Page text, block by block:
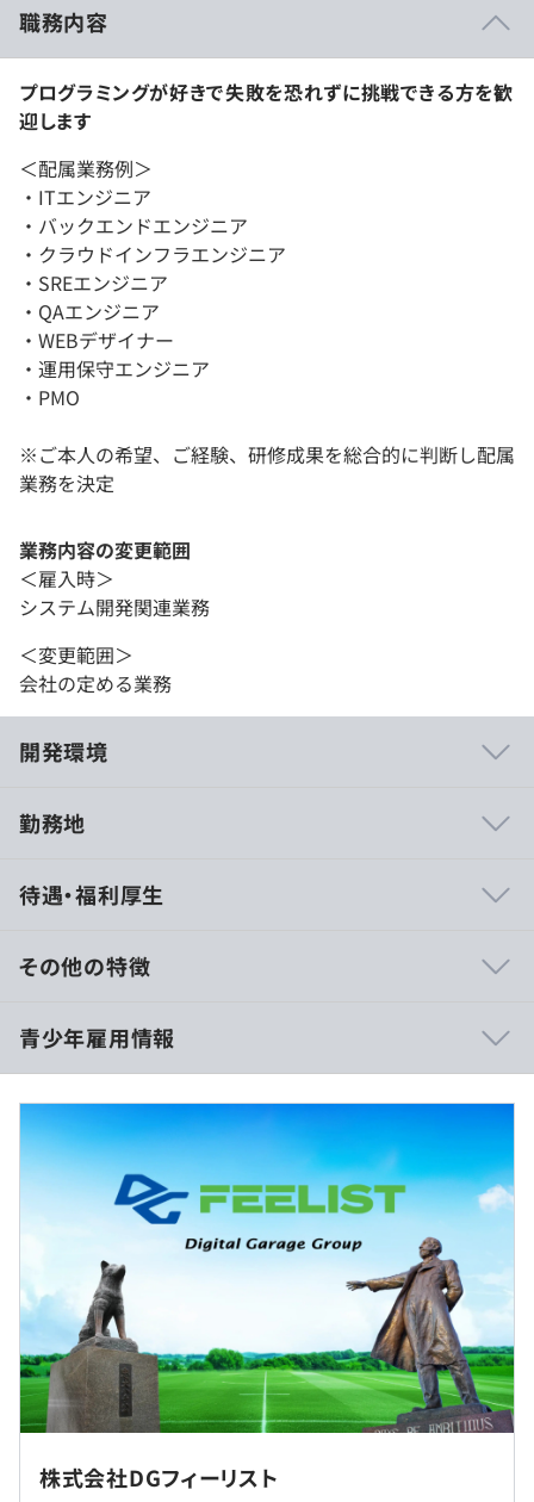
職務内容
プログラミングが好きで失敗を恐れずに挑戦できる方を歓
迎します
＜配属業務例＞
・ITエンジニア
・バックエンドエンジニア
・クラウドインフラエンジニア
・SREエンジニア
・QAエンジニア
・WEBデザイナー
・運用保守エンジニア
・PMO
※ご本人の希望、ご経験、研修成果を総合的に判断し配属
業務を決定
業務内容の変更範囲
＜雇入時＞
システム開発関連業務
＜変更範囲＞
会社の定める業務
開発環境
Windows、Macのどちらかを選択可能
プロジェクトごとに選択
Docker、Ansible、Kubernetes、Amazon ECS、Amazon
Elastic Kubernetes Service、Zabbix、Amazon
CloudWatch
勤務地
・社内もしくはお客様先での勤務となります
・エリア限定勤務あり
待遇・福利厚生
【大学卒】月給296,140円（基本給：166,000円／一律手
当：75,000円／固定残業代：55,140円）
【専門・短大卒】月給288,730円（基本給：160,000円／
一律手当：75,000円／固定残業代：53,730円）
【高専卒】月給291,180円（基本給：162,000円／一律手
当：75,000円／固定残業代：54,180円）
【大学院卒】月給301,040円（基本給：170,000円／一律
手当：75,000円／固定残業代：56,040円）
※一律手当は、地域手当 京都勤務35,000円、ライフプラ
ン手当40,000円。
※固定残業代は、時間外労働の有無にかかわらず30時間
分を支給。30時間超過分は別途支給。
その他の特徴
青少年雇用情報
過去３年間の新卒採用者数・離職者数
前年度 採用者数8人 離職者数0人
2年度前 採用者数8人 離職者数1人
3年度前 採用者数12人 離職者数1人
過去３年間の新卒採用者数の男女別人数
前年度 男性4人 女性4人
2年度前 男性7人 女性1人
3年度前 男性10人 女性2人
平均勤続年数
4.7年
株式会社DGフィーリスト